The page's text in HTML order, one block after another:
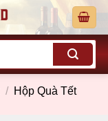
/ Hộp Quà Tết